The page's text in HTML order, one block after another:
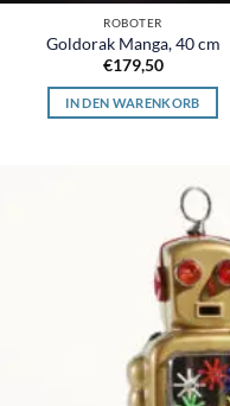
ROBOTER
Goldorak Manga, 40 cm
€179,50
IN DEN WARENKORB